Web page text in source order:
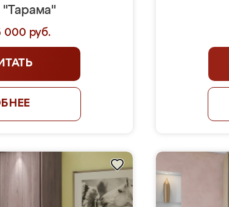
000 руб.